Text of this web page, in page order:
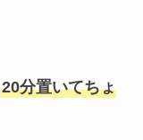
20分置いてちょ